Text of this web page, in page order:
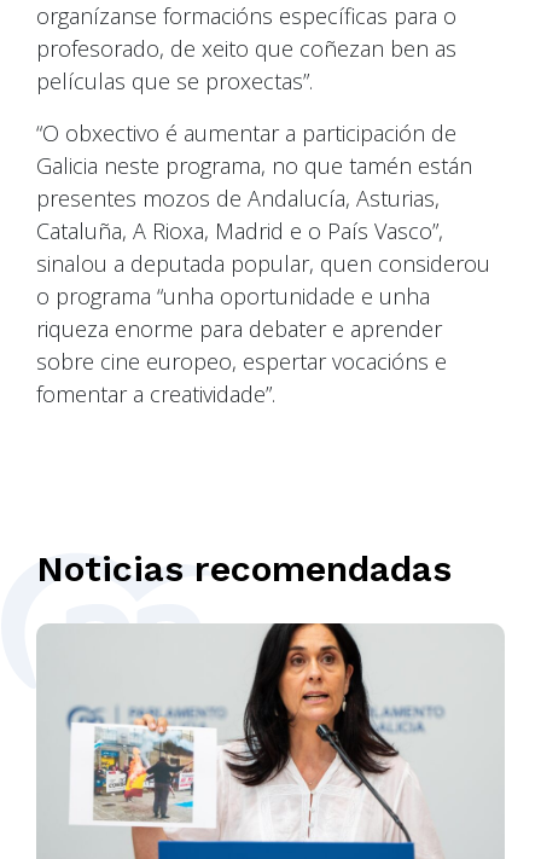
organízanse formacións específicas para o
profesorado, de xeito que coñezan ben as
películas que se proxectas”.
“O obxectivo é aumentar a participación de
Galicia neste programa, no que tamén están
presentes mozos de Andalucía, Asturias,
Cataluña, A Rioxa, Madrid e o País Vasco”,
sinalou a deputada popular, quen considerou
o programa “unha oportunidade e unha
riqueza enorme para debater e aprender
sobre cine europeo, espertar vocacións e
fomentar a creatividade”.
Noticias recomendadas